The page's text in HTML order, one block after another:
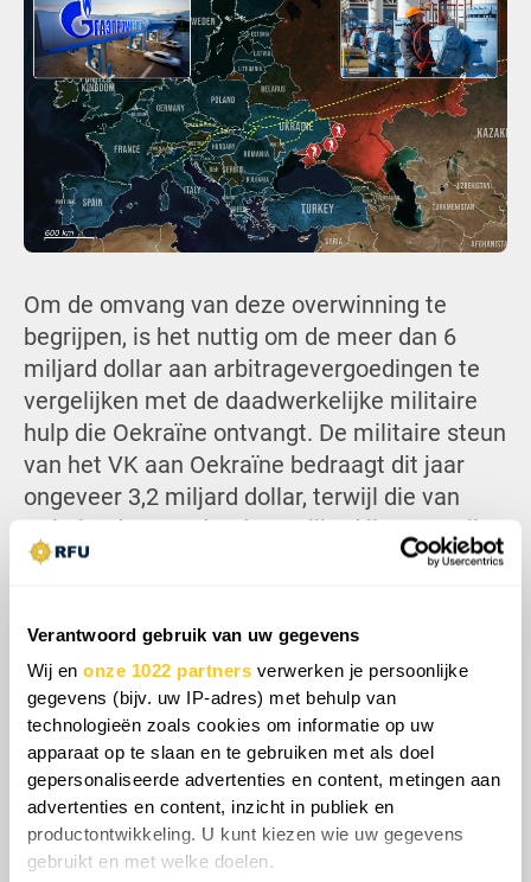
Verantwoord gebruik van uw gegevens
Wij enonze 1022 partners verwerken je persoonlijke
gegevens (bijv. uw IP-adres) met behulp van
technologieën zoals cookies om informatie op uw
apparaat op te slaan en te gebruiken met als doel
gepersonaliseerde advertenties en content, metingen aan
advertenties en content, inzicht in publiek en
productontwikkeling. U kunt kiezen wie uw gegevens
gebruikt en met welke doelen.
Om de omvang van deze overwinning te
begrijpen, is het nuttig om de meer dan 6
miljard dollar aan arbitragevergoedingen te
vergelijken met de daadwerkelijke militaire
hulp die Oekraïne ontvangt. De militaire steun
van het VK aan Oekraïne bedraagt dit jaar
ongeveer 3,2 miljard dollar, terwijl die van
Duitsland net onder de 6 miljard ligt. Het zijn
cruciale steunpakketten, maar wat deze
ze qua waarde even groot of zelfs groter zijn
– en dat met Russisch geld. In feite heeft
Oekraïne zojuist het financiële equivalent van
een Europees topsteunpakket rechtstreeks
uit Rusland binnengehaald. En in
tegenstelling tot vredesonderhandelingen zijn
deze arbitrale uitspraken actief,
internationaal afdwingbaar en concreet.